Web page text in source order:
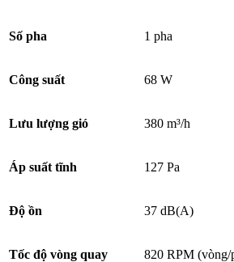
Số pha 1 pha
Công suất 68 W
Lưu lượng gió 380 m³/h
Áp suất tĩnh 127 Pa
Độ ồn 37 dB(A)
Tốc độ vòng quay 820 RPM (vòng/